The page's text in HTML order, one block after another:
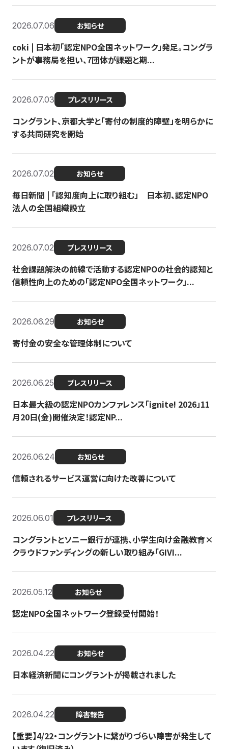
2026.07.06 お知らせ
coki | 日本初「認定NPO全国ネットワーク」発足。コングラ
ントが事務局を担い、7団体が課題と期...
2026.07.03 プレスリリース
コングラント、京都大学と「寄付の制度的障壁」を明らかに
する共同研究を開始
2026.07.02 お知らせ
毎日新聞 | 「認知度向上に取り組む」 日本初、認定NPO
法人の全国組織設立
2026.07.02 プレスリリース
社会課題解決の前線で活動する認定NPOの社会的認知と
信頼性向上のための「認定NPO全国ネットワーク」...
2026.06.29 お知らせ
寄付金の安全な管理体制について
2026.06.25 プレスリリース
日本最大級の認定NPOカンファレンス「ignite! 2026」11
月20日(金)開催決定！認定NP...
2026.06.24 お知らせ
信頼されるサービス運営に向けた改善について
2026.06.01 プレスリリース
コングラントとソニー銀行が連携、小学生向け金融教育×
クラウドファンディングの新しい取り組み「GIVI...
2026.05.12 お知らせ
認定NPO全国ネットワーク登録受付開始！
2026.04.22 お知らせ
日本経済新聞にコングラントが掲載されました
2026.04.22 障害報告
【重要】4/22・コングラントに繋がりづらい障害が発生して